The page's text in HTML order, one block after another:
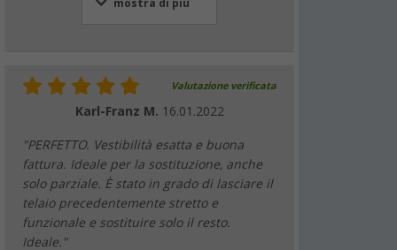
mostra di più
Valutazione verificata
Karl-Franz M. 16.01.2022
"PERFETTO. Vestibilità esatta e buona
fattura. Ideale per la sostituzione, anche
solo parziale. È stato in grado di lasciare il
telaio precedentemente stretto e
funzionale e sostituire solo il resto.
Ideale."